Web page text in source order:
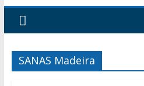
SANAS Madeira